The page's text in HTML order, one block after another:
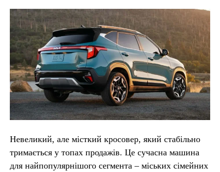
Невеликий, але місткий кросовер, який стабільно
тримається у топах продажів. Це сучасна машина
для найпопулярнішого сегмента – міських сімейних